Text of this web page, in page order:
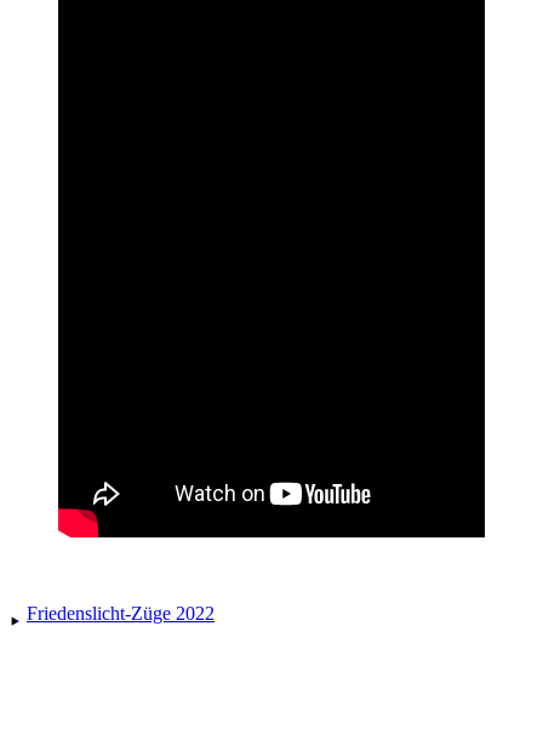
Friedenslicht-Züge 2022